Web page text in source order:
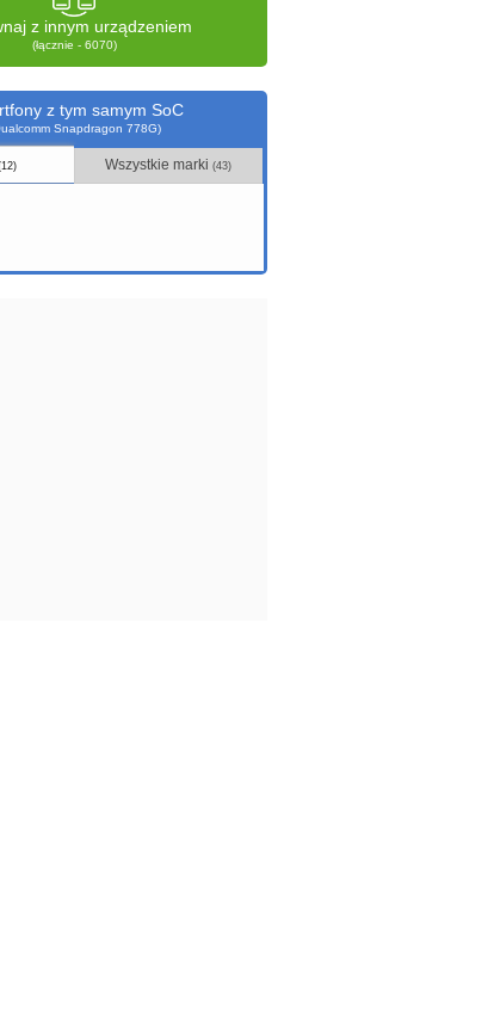
z innym urządzeniem
(łącznie - 6070)
z tym samym SoC
Snapdragon 778G)
Wszystkie marki(43)